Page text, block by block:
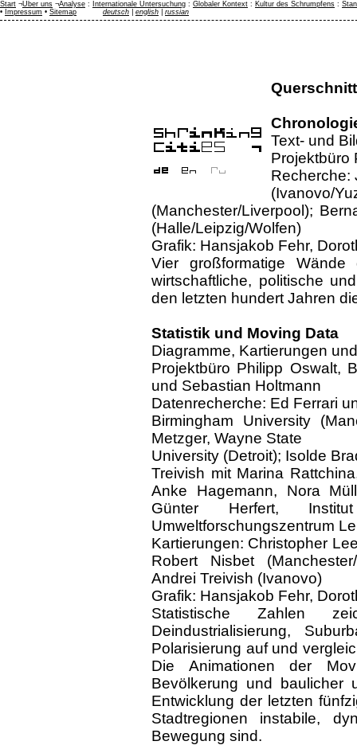
Text- und
Projektbüro
Recherche:
(Ivanovo/
(Manchester/Liverpool);
(Halle/Leipzig/Wolfen)
Grafik: Hansjakob Fehr,
Vier großformatige
wirtschaftliche, politische
den letzten hundert Jahren
Statistik und Moving Data
Diagramme, Kartierungen
Projektbüro Philipp Oswalt,
und Sebastian Holtmann
Datenrecherche: Ed Ferrari
Birmingham University
Metzger, Wayne State
University (Detroit); Isolde
Treivish mit Marina
Anke Hagemann, Nora
Günter Herfert,
Umweltforschungszentrum
Kartierungen: Christopher
Robert Nisbet
Andrei Treivish (Ivanovo)
Grafik: Hansjakob Fehr,
Statistische Zahlen
Deindustrialisierung,
Polarisierung auf und
Die Animationen der
Bevölkerung und baulicher
Entwicklung der letzten
Stadtregionen instabile,
Bewegung sind.
Start ¬Über uns ¬Analyse : Internationale Untersuchung : Globaler Kontext : Kultur des Schrumpfens :
• Impressum • Sitemap deutsch english russian